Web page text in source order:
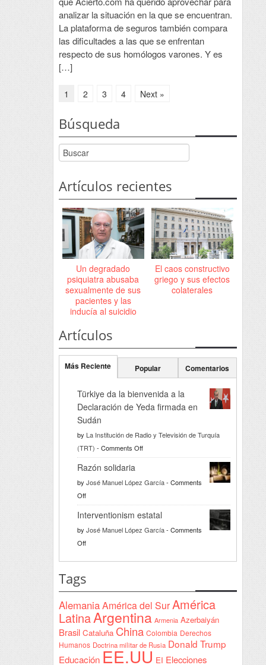
analizar la situación en la que se encuentran.
La plataforma de seguros también compara
las dificultades a las que se enfrentan
respecto de sus homólogos varones. Y es
[…]
1 2 3 4 Next »
Búsqueda
Artículos recientes
Un degradado
psiquiatra abusaba
sexualmente de sus
pacientes y las
inducía al suicidio
El caos constructivo
griego y sus efectos
colaterales
Artículos
Más Reciente Popular Comentarios
Türkiye da la bienvenida a la
Declaración de Yeda firmada en
Sudán
by La Institución de Radio y Televisión de Turquía
(TRT) - Comments Offon
Türkiye
la
a
Yeda
en
Sudán
Razón solidaria
by José Manuel López García- Comments
Offon
Razón
solidaria
Interventionism estatal
by José Manuel López García- Comments
Offon
Tags
AlemaniaAmérica del SurAmérica
LatinaArgentina Armenia Azerbaiyán
Brasil Cataluña China Colombia Derechos
Humanos Doctrina militar de Rusia Donald Trump
EducaciónEE.UU EI Elecciones